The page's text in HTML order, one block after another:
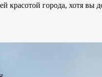
красотой города, хотя